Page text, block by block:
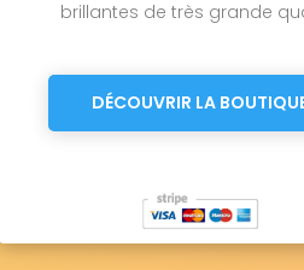
brillantes de très grande
DÉCOUVRIR LA